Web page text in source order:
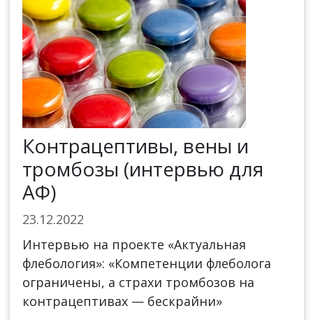
Контрацептивы, вены и
тромбозы (интервью для
АФ)
23.12.2022
Интервью на проекте «Актуальная
флебология»: «Компетенции флеболога
ограничены, а страхи тромбозов на
контрацептивах — бескрайни»